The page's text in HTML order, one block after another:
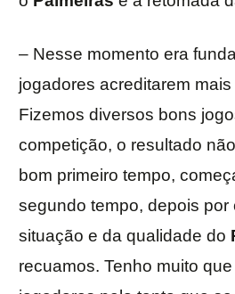
– Nesse momento era
jogadores acreditarem
Fizemos diversos bons
competição, o resultado
bom primeiro tempo,
segundo tempo, depois por
situação e da qualidade do
recuamos. Tenho muito